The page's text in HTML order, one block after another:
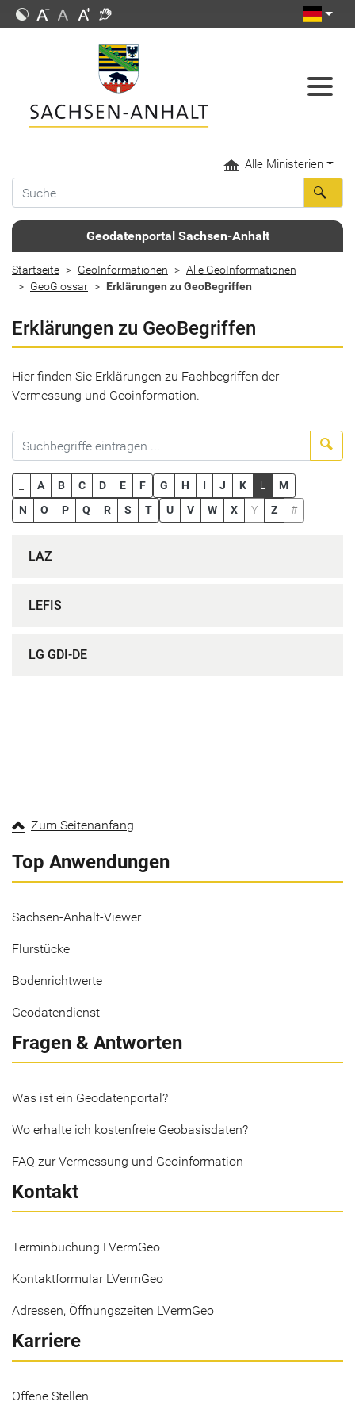
Alle Ministerien
Geodatenportal Sachsen-Anhalt
Startseite GeoInformationen
Alle GeoInformationen
GeoGlossar
Erklärungen zu GeoBegriffen
Erklärungen zu GeoBegriffen
Hier finden Sie Erklärungen zu Fachbegriffen der
Vermessung und Geoinformation.
A B C D E F G H I J K L
M
N
O P Q R S T U V W X Y Z #
LAZ
LEFIS
LG GDI-DE
Zum Seitenanfang
Top Anwendungen
Sachsen-Anhalt-Viewer
Flurstücke
Bodenrichtwerte
Geodatendienst
Fragen & Antworten
Was ist ein Geodatenportal?
Wo erhalte ich kostenfreie Geobasisdaten?
FAQ zur Vermessung und Geoinformation
Kontakt
Terminbuchung LVermGeo
Kontaktformular LVermGeo
Adressen, Öffnungszeiten LVermGeo
Karriere
Offene Stellen